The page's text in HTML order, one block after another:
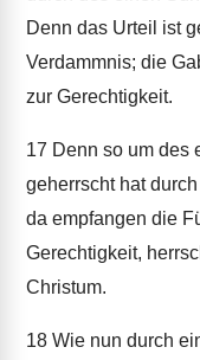
Denn das Urteil ist
Verdammnis; die
zur Gerechtigkeit.
17 Denn so um des
geherrscht hat
da empfangen die
Gerechtigkeit,
Christum.
18 Wie nun durch